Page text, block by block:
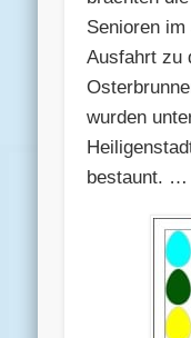
Senioren
Ausfahrt zu
wurden
bestaunt. …